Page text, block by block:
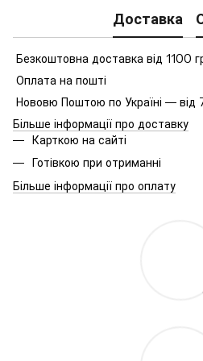
Доставка
Безкоштовна доставка від 1100
Оплата на пошті
Нововю Поштою по Україні — від
Більше інформації про доставку
Карткою на сайті
Готівкою при отриманні
Більше інформації про оплату